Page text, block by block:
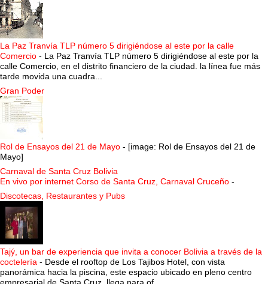
La Paz Tranvía TLP número 5 dirigiéndose al este por la calle
Comercio - La Paz Tranvía TLP número 5 dirigiéndose al este por la
calle Comercio, en el distrito financiero de la ciudad. la línea fue más
tarde movida una cuadra...
Gran Poder
Rol de Ensayos del 21 de Mayo - [image: Rol de Ensayos del 21 de
Mayo]
Carnaval de Santa Cruz Bolivia
En vivo por internet Corso de Santa Cruz, Carnaval Cruceño -
Discotecas, Restaurantes y Pubs
Tajý, un bar de experiencia que invita a conocer Bolivia a través de la
coctelería - Desde el rooftop de Los Tajibos Hotel, con vista
panorámica hacia la piscina, este espacio ubicado en pleno centro